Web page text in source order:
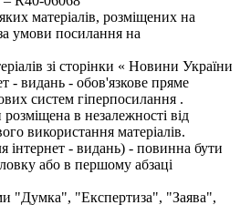
матеріалів, розміщених на
умови посилання на
зі сторінки « Новини України
- видань - обов'язкове пряме
систем гіперпосилання .
в незалежності від
використання матеріалів.
інтернет - видань) - повинна бути
або в першому абзаці
"Думка", "Експертиза", "Заява",